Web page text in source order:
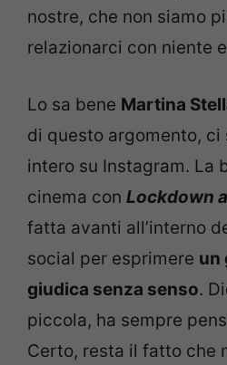
nostre, che non siamo
relazionarci con niente
Lo sa bene Martina
di questo argomento, ci
intero su Instagram. La
cinema con Lockdown
fatta avanti all’interno
social per esprimere un
giudica senza senso.
piccola, ha sempre
Certo, resta il fatto che